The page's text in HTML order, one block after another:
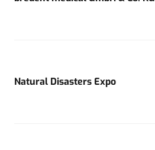
Natural Disasters Expo